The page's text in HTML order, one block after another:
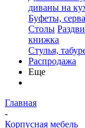
диваны на
Буфеты,
Столы
книжка
Стулья,
Распродажа
Еще
Главная
-
Корпусная мебель